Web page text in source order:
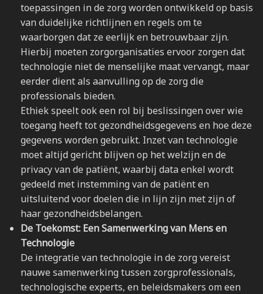
toepassingen in de zorg worden ontwikkeld op basis
van duidelijke richtlijnen en regels om te
waarborgen dat ze eerlijk en betrouwbaar zijn.
Hierbij moeten zorgorganisaties ervoor zorgen dat
technologie niet de menselijke maat vervangt, maar
eerder dient als aanvulling op de zorg die
professionals bieden.
Ethiek speelt ook een rol bij beslissingen over wie
toegang heeft tot gezondheidsgegevens en hoe deze
gegevens worden gebruikt. Inzet van technologie
moet altijd gericht blijven op het welzijn en de
privacy van de patiënt, waarbij data enkel wordt
gedeeld met instemming van de patiënt en
uitsluitend voor doelen die in lijn zijn met zijn of
haar gezondheidsbelangen.
De Toekomst: Een Samenwerking van Mens en
Technologie
De integratie van technologie in de zorg vereist
nauwe samenwerking tussen zorgprofessionals,
technologische experts, en beleidsmakers om een